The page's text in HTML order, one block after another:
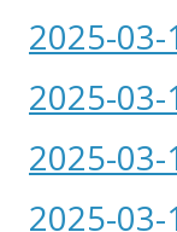
2025-
2025-
2025-
2025-